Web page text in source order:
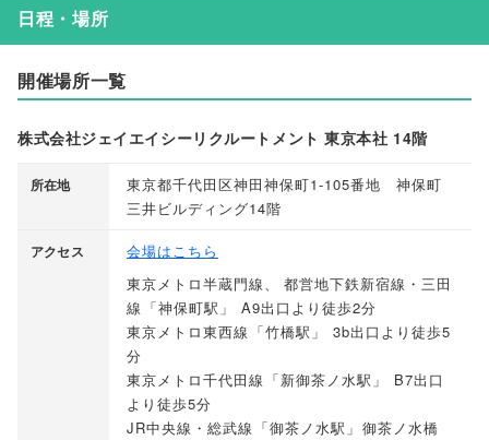
日程・場所
開催場所一覧
株式会社ジェイエイシーリクルートメント 東京本社 14階
所在地
東京都千代田区神田神保町1-105番地 神保町
三井ビルディング14階
アクセス
会場はこちら
東京メトロ半蔵門線、
都営地下鉄新宿線・三田
線 「神保町駅 」
A9出口より徒歩2分
東京メトロ東西線 「竹橋駅 」
3b出口より徒歩5
分
東京メトロ千代田線 「新御茶ノ水駅 」
B7出口
より徒歩5分
JR中央線・総武線 「御茶ノ水駅 」 御茶ノ水橋